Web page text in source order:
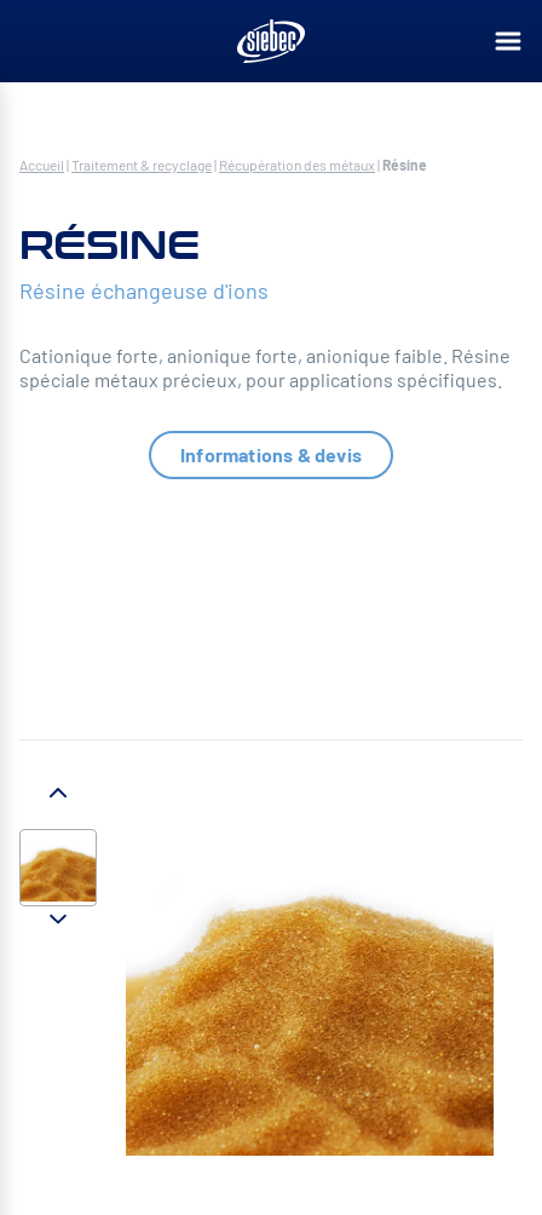
Accueil |Traitement & recyclage| Récupération des métaux |Résine
RÉSINE
Résine échangeuse d'ions
Cationique forte, anionique forte, anionique faible. Résine
spéciale métaux précieux, pour applications spécifiques.
Informations & devis